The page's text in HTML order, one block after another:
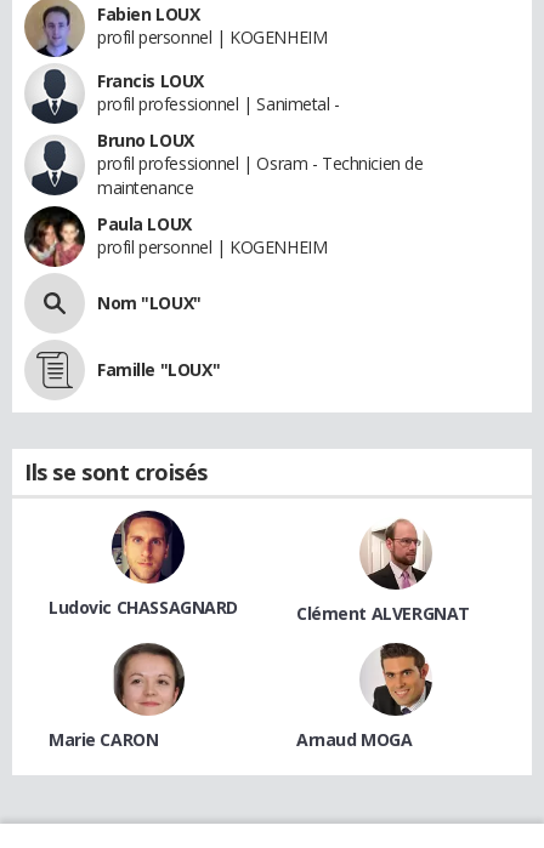
Fabien LOUX
profil personnel | KOGENHEIM
Francis LOUX
profil professionnel | Sanimetal -
Bruno LOUX
profil professionnel | Osram - Technicien de
maintenance
Paula LOUX
profil personnel | KOGENHEIM
Nom "LOUX"
Famille "LOUX"
Ils se sont croisés
Ludovic CHASSAGNARD Clément ALVERGNAT
Marie CARON Arnaud MOGA